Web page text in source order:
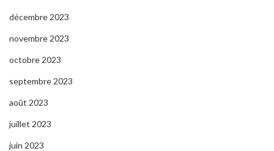
décembre 2023
novembre 2023
octobre 2023
septembre 2023
août 2023
juillet 2023
juin 2023